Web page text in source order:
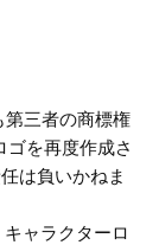
三者の商標権
を再度作成さ
は負いかねま
ャラクターロ